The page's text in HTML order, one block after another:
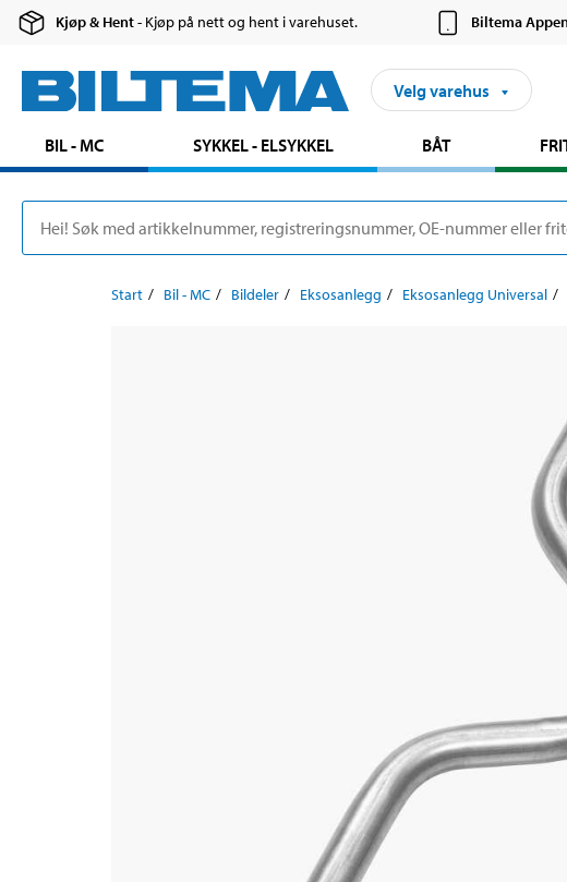
Kjøp & Hent- Kjøp på nett og hent i varehuset. Biltema
Velg varehus
BIL - MC SYKKEL - ELSYKKEL BÅT
Start Bil - MC Bildeler Eksosanlegg Eksosanlegg Universal